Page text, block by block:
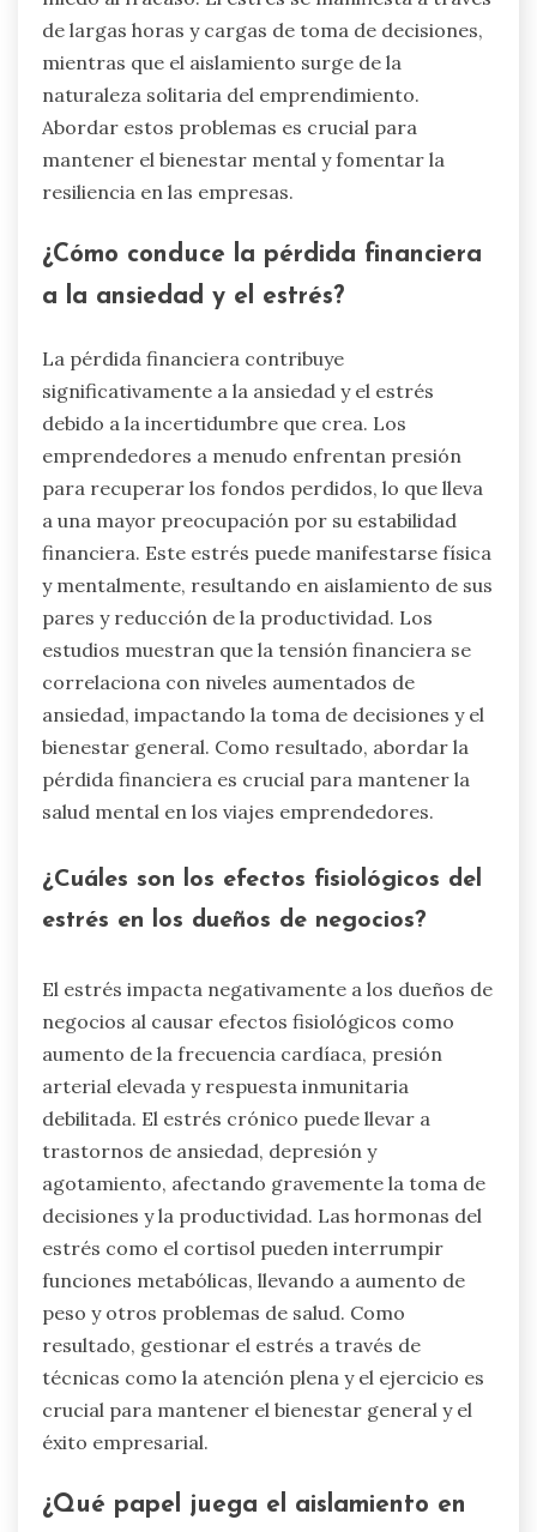
de largas horas y cargas de toma de decisiones,
mientras que el aislamiento surge de la
naturaleza solitaria del emprendimiento.
Abordar estos problemas es crucial para
mantener el bienestar mental y fomentar la
resiliencia en las empresas.
¿Cómo conduce la pérdida financiera
a la ansiedad y el estrés?
La pérdida financiera contribuye
significativamente a la ansiedad y el estrés
debido a la incertidumbre que crea. Los
emprendedores a menudo enfrentan presión
para recuperar los fondos perdidos, lo que lleva
a una mayor preocupación por su estabilidad
financiera. Este estrés puede manifestarse física
y mentalmente, resultando en aislamiento de sus
pares y reducción de la productividad. Los
estudios muestran que la tensión financiera se
correlaciona con niveles aumentados de
ansiedad, impactando la toma de decisiones y el
bienestar general. Como resultado, abordar la
pérdida financiera es crucial para mantener la
salud mental en los viajes emprendedores.
¿Cuáles son los efectos fisiológicos del
estrés en los dueños de negocios?
El estrés impacta negativamente a los dueños de
negocios al causar efectos fisiológicos como
aumento de la frecuencia cardíaca, presión
arterial elevada y respuesta inmunitaria
debilitada. El estrés crónico puede llevar a
trastornos de ansiedad, depresión y
agotamiento, afectando gravemente la toma de
decisiones y la productividad. Las hormonas del
estrés como el cortisol pueden interrumpir
funciones metabólicas, llevando a aumento de
peso y otros problemas de salud. Como
resultado, gestionar el estrés a través de
técnicas como la atención plena y el ejercicio es
crucial para mantener el bienestar general y el
éxito empresarial.
¿Qué papel juega el aislamiento en